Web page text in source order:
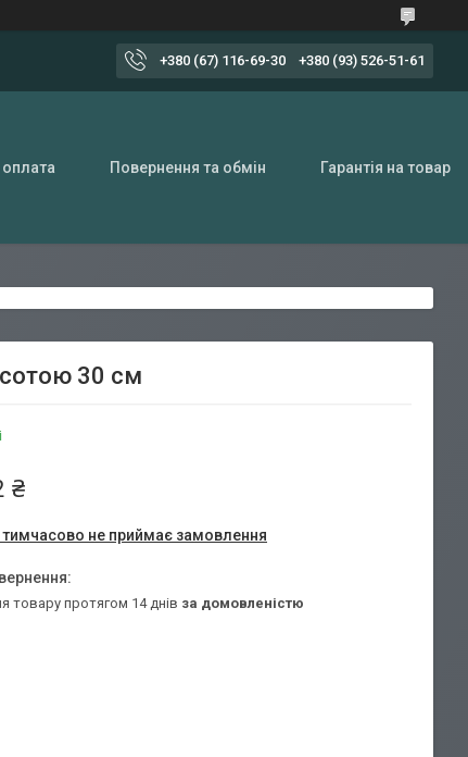
+380 (67) 116-69-30 +380 (93) 526-51-61
Повернення та обмін Гарантія на товар
30 см
₴
тимчасово не приймає замовлення
товару протягом 14 днів за домовленістю